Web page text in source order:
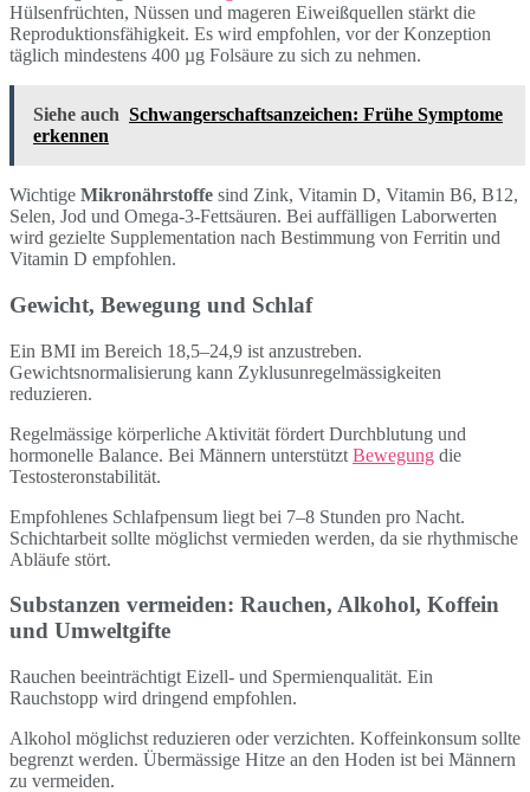
Hülsenfrüchten, Nüssen und mageren Eiweißquellen stärkt die
Reproduktionsfähigkeit. Es wird empfohlen, vor der Konzeption
täglich mindestens 400 µg Folsäure zu sich zu nehmen.
Siehe auch Schwangerschaftsanzeichen: Frühe Symptome
erkennen
Wichtige Mikronährstoffe sind Zink, Vitamin D, Vitamin B6, B12,
Selen, Jod und Omega-3-Fettsäuren. Bei auffälligen Laborwerten
wird gezielte Supplementation nach Bestimmung von Ferritin und
Vitamin D empfohlen.
Gewicht, Bewegung und Schlaf
Ein BMI im Bereich 18,5–24,9 ist anzustreben.
Gewichtsnormalisierung kann Zyklusunregelmässigkeiten
reduzieren.
Regelmässige körperliche Aktivität fördert Durchblutung und
hormonelle Balance. Bei Männern unterstützt Bewegung die
Testosteronstabilität.
Empfohlenes Schlafpensum liegt bei 7–8 Stunden pro Nacht.
Schichtarbeit sollte möglichst vermieden werden, da sie rhythmische
Abläufe stört.
Substanzen vermeiden: Rauchen, Alkohol, Koffein
und Umweltgifte
Rauchen beeinträchtigt Eizell- und Spermienqualität. Ein
Rauchstopp wird dringend empfohlen.
Alkohol möglichst reduzieren oder verzichten. Koffeinkonsum sollte
begrenzt werden. Übermässige Hitze an den Hoden ist bei Männern
zu vermeiden.